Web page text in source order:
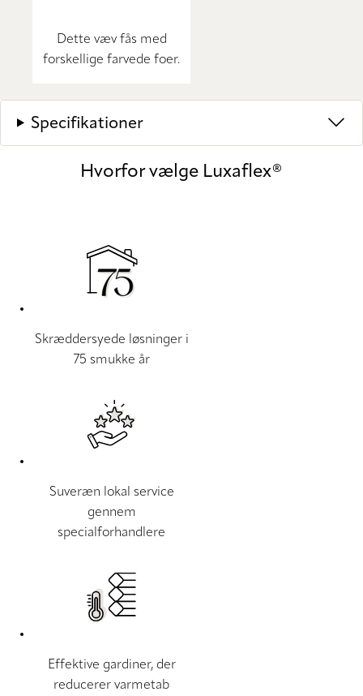
Dette væv fås med
forskellige farvede foer.
Specifikationer
Hvorfor vælge Luxaflex®
Skræddersyede løsninger i
75 smukke år
Suveræn lokal service
gennem
specialforhandlere
Effektive gardiner, der
reducerer varmetab